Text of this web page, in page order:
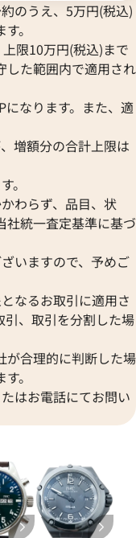
取価格
1月9日時点の参考買
のうえ、5万円(税込)
。
限10万円(税込)まで
した範囲内で適用され
なります。また、適
増額分の合計上限は
。
わらず、品目、状
社統一査定基準に基づ
いますので、予めご
なるお取引に適用さ
引、取引を分割した場
が合理的に判断した場
。
はお電話にてお問い